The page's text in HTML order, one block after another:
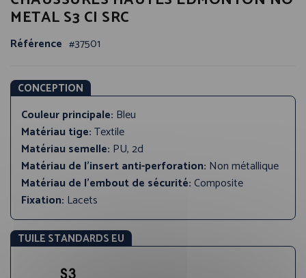
début
la
METAL S3 CI SRC
Référence 37501
CONCEPTION
Couleur principale: Bleu
Matériau tige:Textile
Matériau semelle: PU, 2d
Matériau de l'insert anti-perforation: Non métallique
Matériau de l'embout de sécurité:Composite
Fixation: Lacets
TUILE STANDARDS EU